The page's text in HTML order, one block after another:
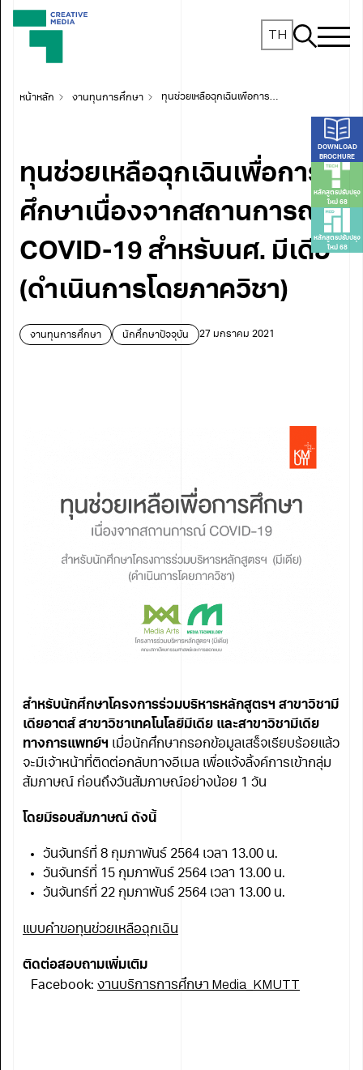
TH
DOWNLOAD
BROCHURE
หลักสูตรปรับปรุง
ใหม่ 68
หลักสูตรปรับปรุง
ใหม่ 68
หน้าหลัก งานทุนการศึกษา ทุนช่วยเหลือฉุกเฉินเพื่อการศึกษาเนื่องจากสถานการณ์ COVID-19 สำหรับนศ. มีเดีย (ดำเนินการโดยภาควิชา)
ทุนช่วยเหลือฉุกเฉินเพื่อการ
ศึกษาเนื่องจากสถานการณ์
COVID-19 สำหรับนศ. มีเดีย
(ดำเนินการโดยภาควิชา)
งานทุนการศึกษา นักศึกษาปัจจุบัน 27 มกราคม 2021
สำหรับนักศึกษาโครงการร่วมบริหารหลักสูตรฯ สาขาวิชามี
เดียอาตส์ สาขาวิชาเทคโนโลยีมีเดีย และสาขาวิชามีเดีย
ทางการแพทย์ฯ เมื่อนักศึกษากรอกข้อมูลเสร็จเรียบร้อยแล้ว
จะมีเจ้าหน้าที่ติดต่อกลับทางอีเมล เพื่อแจ้งลิ้งค์การเข้ากลุ่ม
สัมภาษณ์ ก่อนถึงวันสัมภาษณ์อย่างน้อย 1 วัน
โดยมีรอบสัมภาษณ์ ดังนี้
วันจันทร์ที่ 8 กุมภาพันธ์ 2564 เวลา 13.00 น.
วันจันทร์ที่ 15 กุมภาพันธ์ 2564 เวลา 13.00 น.
วันจันทร์ที่ 22 กุมภาพันธ์ 2564 เวลา 13.00 น.
แบบคำขอทุนช่วยเหลือฉุกเฉิน
ติดต่อสอบถามเพิ่มเติม
Facebook: งานบริการการศึกษา Media_KMUTT